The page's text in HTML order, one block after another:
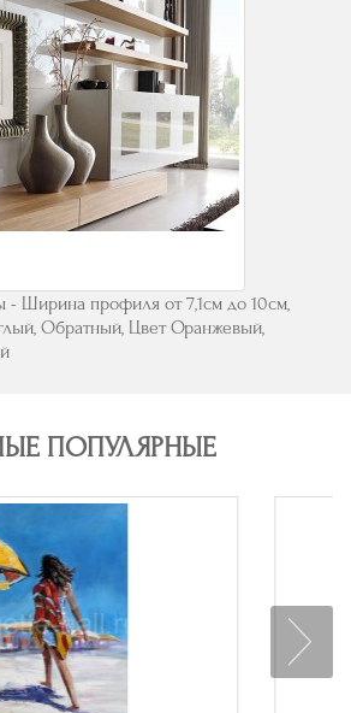
- Ширина профиля от 7,1см до 10см,
Обратный, Цвет Оранжевый,
ПОПУЛЯРНЫЕ